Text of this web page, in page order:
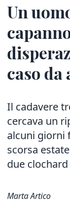
Un
caso da
Il cadavere
cercava un
alcuni giorni
scorsa
due clochard
Marta Artico